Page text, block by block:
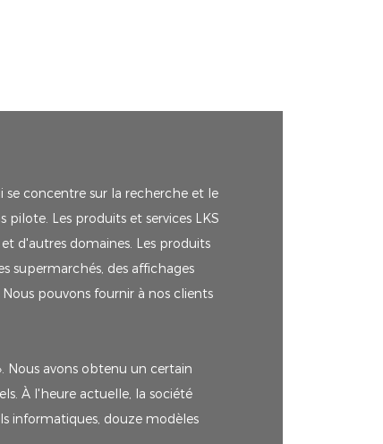
se concentre sur la recherche et le
Les produits et services LKS
d'autres domaines. Les produits
supermarchés, des affichages
pouvons fournir à nos clients
Nous avons obtenu un certain
À l'heure actuelle, la société
informatiques, douze modèles